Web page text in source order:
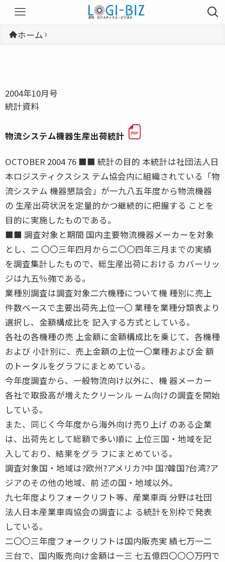
ホーム
2004年10月号
統計資料
物流システム機器生産出荷統計
OCTOBER 2004 76 ■■ 統計の目的 本統計は社団法人日
本ロジスティクスシス テム協会内に組織されている「物
流システム 機器懇談会」が一九八五年度から物流機器
の 生産出荷状況を定量的かつ継続的に把握する ことを
目的に実施したものである。
■■ 調査対象と期間 国内主要物流機器メーカーを対象
とし、二 〇〇三年四月から二〇〇四年三月までの実績
を調査集計したもので、総生産出荷における カバーリッ
ジは九五％強である。
業種別調査は調査対象二六機種について機 種別に売上
件数ベースで主要出荷先上位一〇 業種を業種分類表より
選択し、金額構成比を 記入する方式としている。
各社の各機種の売 上金額に金額構成比を乗じて、各機種
および 小計別に、売上金額の上位一〇業種および金 額
のトータルをグラフにまとめている。
今年度調査から、一般物流向け以外に、機 器メーカー
各社で取扱高が増えたクリーンル ーム向けの調査を開始
している。
また、同じく今年度から海外向け売り上げ のある企業
は、出荷先として総額で多い順に 上位三国・地域を記
入しており、結果をグラ フにまとめている。
調査対象国・地域は?欧州?アメリカ?中 国?韓国?台湾?ア
ジアのその他の地域、前 述の国・地域以外。
九七年度よりフォークリフト等、産業車両 分野は社団
法人日本産業車両協会の調査によ る統計を別枠で発表
している。
二〇〇三年度フォークリフトは国内販売実 績七万一二
三台で、国内販売向け金額は一三 七五億四〇〇〇万円で